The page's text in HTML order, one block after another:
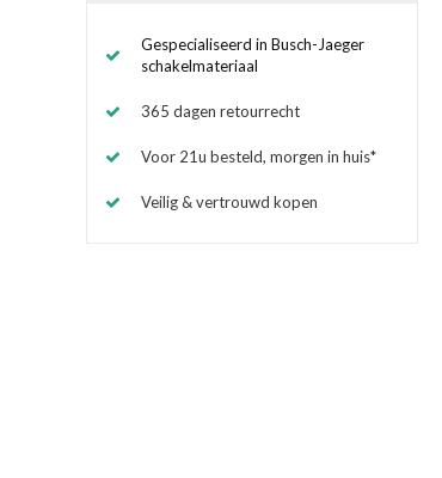
Gespecialiseerd in Busch-Jaeger
schakelmateriaal
365 dagen retourrecht
Voor 21u besteld, morgen in huis*
Veilig & vertrouwd kopen